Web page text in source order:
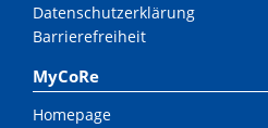
Datenschutzerklärung
Barrierefreiheit
MyCoRe
Homepage